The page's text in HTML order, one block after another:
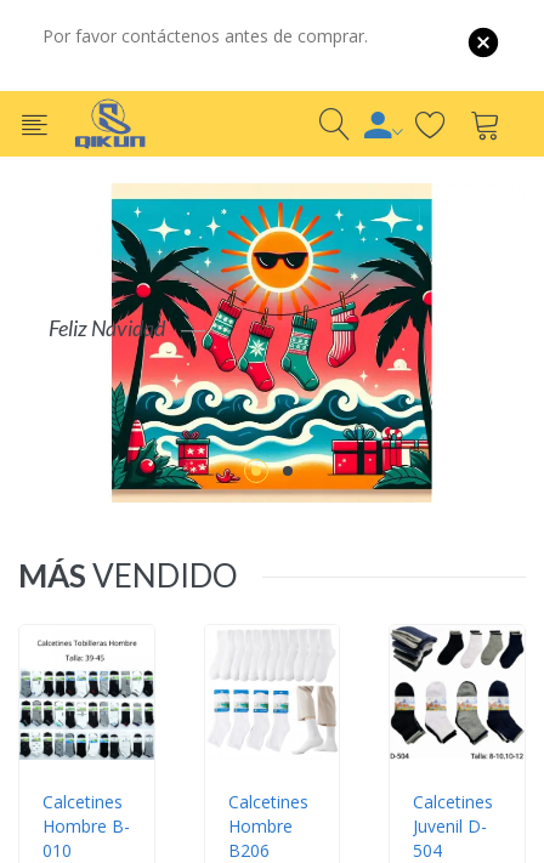
Por favor contáctenos antes de comprar.
Feliz Navidad
MÁSVENDIDO
Calcetines
Hombre B-
010
Calcetines
Hombre
B206
Calcetines
Juvenil D-
504